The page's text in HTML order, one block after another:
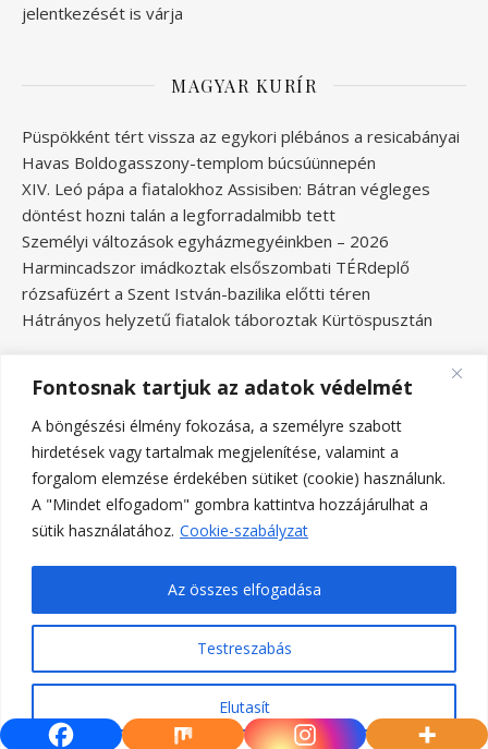
Fontosnak tartjuk az adatok védelmét
A böngészési élmény fokozása, a személyre szabott
hirdetések vagy tartalmak megjelenítése, valamint a
forgalom elemzése érdekében sütiket (cookie) használunk.
A "Mindet elfogadom" gombra kattintva hozzájárulhat a
sütik használatához. Cookie-szabályzat
Testreszabás
Elutasít
Az összes elfogadása
jelentkezését is várja
MAGYAR KURÍR
Püspökként tért vissza az egykori plébános a resicabányai
Havas Boldogasszony-templom búcsúünnepén
XIV. Leó pápa a fiatalokhoz Assisiben: Bátran végleges
döntést hozni talán a legforradalmibb tett
Személyi változások egyházmegyéinkben – 2026
Harmincadszor imádkoztak elsőszombati TÉRdeplő
rózsafüzért a Szent István-bazilika előtti téren
Hátrányos helyzetű fiatalok táboroztak Kürtöspusztán
Ashe a sablont készítette:WP Royal.